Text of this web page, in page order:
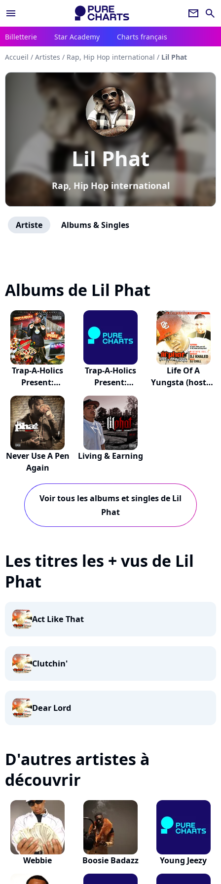
menu newsletter search
Billetterie Star Academy Charts français
Accueil / Artistes / Rap, Hip Hop international / Lil Phat
Lil Phat
Rap, Hip Hop international
Artiste Albums & Singles
Albums de Lil Phat
Trap-A-Holics
Present:
Death...
Trap-A-Holics
Present:
Death...
Life Of A
Yungsta (hosted
Never Use A Pen
Again
Living & Earning
Voir tous les albums et singles de Lil
Phat
Les titres les + vus de Lil
Phat
Act Like That
Clutchin'
Dear Lord
D'autres artistes à
découvrir
Webbie Boosie Badazz Young Jeezy